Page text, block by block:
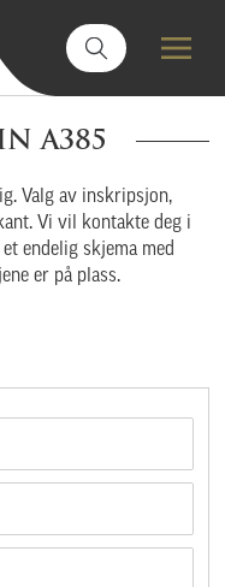
A385
Valg av inskripsjon,
Vi vil kontakte deg i
endelig skjema med
er på plass.